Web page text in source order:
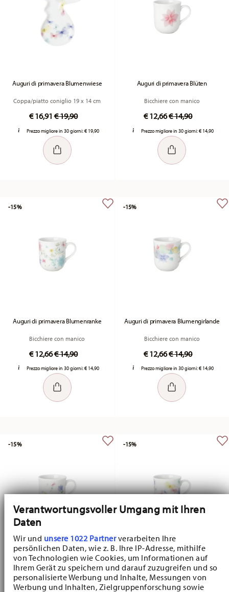
Verantwortungsvoller Umgang mit Ihren
Daten
Wir und unsere 1022 Partnerverarbeiten Ihre
persönlichen Daten, wie z. B. Ihre IP-Adresse, mithilfe
von Technologien wie Cookies, um Informationen auf
Ihrem Gerät zu speichern und darauf zuzugreifen und so
personalisierte Werbung und Inhalte, Messungen von
Werbung und Inhalten, Zielgruppenforschung sowie
Auguri di primavera Blumenwiese
Coppa/piatto coniglio 19 x 14 cm
€ 16,91Price reduced from
€ 19,90to
Prezzo migliore in 30 giorni:€ 19,90
Auguri di primavera Blüten
Bicchiere con manico
€ 12,66Price reduced
€ 14,90to
Prezzo migliore in 30 giorni:€ 14,90
Auguri di primavera Blumenranke
Bicchiere con manico
€ 12,66Price reduced from
€ 14,90to
Prezzo migliore in 30 giorni:€ 14,90
-15%
Auguri di primavera Blumengirlande
Bicchiere con manico
€ 12,66Price reduced
€ 14,90to
Prezzo migliore in 30 giorni:€ 14,90
-15%
Auguri di primavera Blumenvasen
Bicchiere con manico
Price reduced from
to
-15%
Auguri di primavera Schmetterlinge
Bicchiere con manico
Price reduced
to
-15%